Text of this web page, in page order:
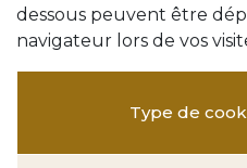
dessous peuvent être
navigateur lors de vos
Type de